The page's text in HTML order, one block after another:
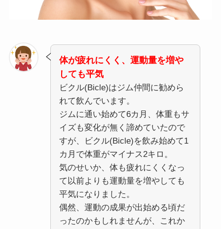
体が疲れにくく、運動量を増や
しても平気
ビクル(Bicle)はジム仲間に勧めら
れて飲んでいます。
ジムに通い始めて6カ月、体重もサ
イズも変化が無く諦めていたので
すが、ビクル(Bicle)を飲み始めて1
カ月で体重がマイナス2キロ。
気のせいか、体も疲れにくくなっ
て以前よりも運動量を増やしても
平気になりました。
偶然、運動の成果が出始める頃だ
ったのかもしれませんが、これか